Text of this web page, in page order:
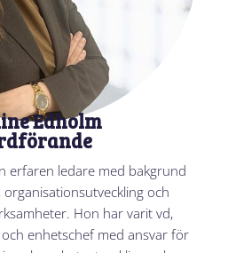
Edholm
erfaren ledare med bakgrund
och
Hon har varit vd,
enhetschef med ansvar för